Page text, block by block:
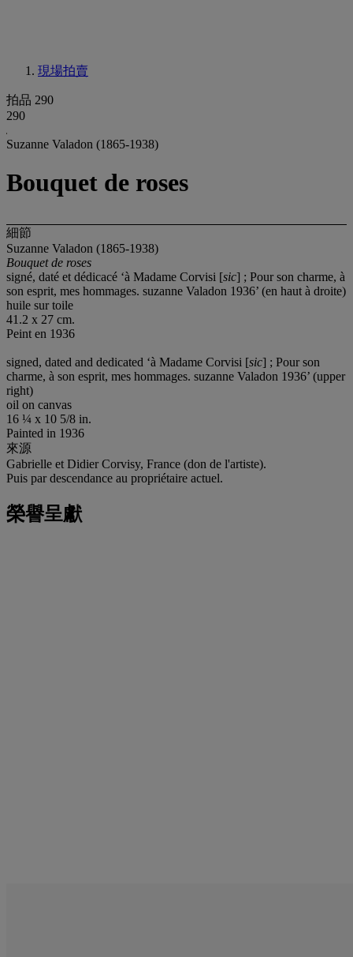
現場拍賣
拍品 290
290
Suzanne Valadon (1865-1938)
Bouquet de roses
細節
Suzanne Valadon (1865-1938)
Bouquet de roses
signé, daté et dédicacé ‘à Madame Corvisi [sic] ; Pour son charme, à
son esprit, mes hommages. suzanne Valadon 1936’ (en haut à droite)
huile sur toile
41.2 x 27 cm.
Peint en 1936
signed, dated and dedicated ‘à Madame Corvisi [sic] ; Pour son
charme, à son esprit, mes hommages. suzanne Valadon 1936’ (upper
right)
oil on canvas
16 ¼ x 10 5/8 in.
Painted in 1936
來源
Gabrielle et Didier Corvisy, France (don de l'artiste).
Puis par descendance au propriétaire actuel.
榮譽呈獻